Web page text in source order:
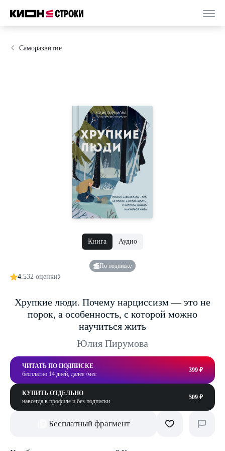
Саморазвитие
Книга Аудио
По подписке
4.532 оценки
Хрупкие люди. Почему нарциссизм — это не
порок, а особенность, с которой можно
научиться жить
Юлия Пирумова
ЧИТАТЬ ПО ПОДПИСКЕ
бесплатно 14 дней, далее /мес
399 ₽
КУПИТЬ ОТДЕЛЬНО
навсегда в профиле и без подписки
509 ₽
Бесплатный фрагмент